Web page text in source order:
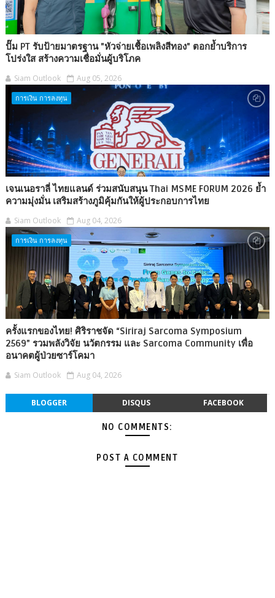
ปั๊ม PT รับป้ายมาตรฐาน "หัวจ่ายเชื้อเพลิงสีทอง" ตอกย้ำบริการ
โปร่งใส สร้างความเชื่อมั่นผู้บริโภค
Siam Outlook Aug 05, 2026
การเงิน การลงทุน
เจนเนอราลี่ ไทยแลนด์ ร่วมสนับสนุน Thai MSME FORUM 2026 ย้ำ
ความมุ่งมั่น เสริมสร้างภูมิคุ้มกันให้ผู้ประกอบการไทย
Siam Outlook Aug 04, 2026
การเงิน การลงทุน
ครั้งแรกของไทย! ศิริราชจัด “Siriraj Sarcoma Symposium
2569” รวมพลังวิจัย นวัตกรรม และ Sarcoma Community เพื่อ
อนาคตผู้ป่วยซาร์โคมา
Siam Outlook Aug 04, 2026
BLOGGER DISQUS FACEBOOK
NO COMMENTS:
POST A COMMENT